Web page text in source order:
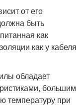
от его
быть
как
как у кабеля
обладает
большим
температуру при